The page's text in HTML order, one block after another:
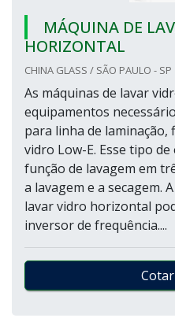
MÁQUINA DE
HORIZONTAL
CHINA GLASS / SÃO PAULO - SP
As máquinas de lavar
equipamentos
para linha de
vidro Low-E. Esse tipo
função de lavagem em
a lavagem e a secagem.
lavar vidro horizontal
inversor de frequência....